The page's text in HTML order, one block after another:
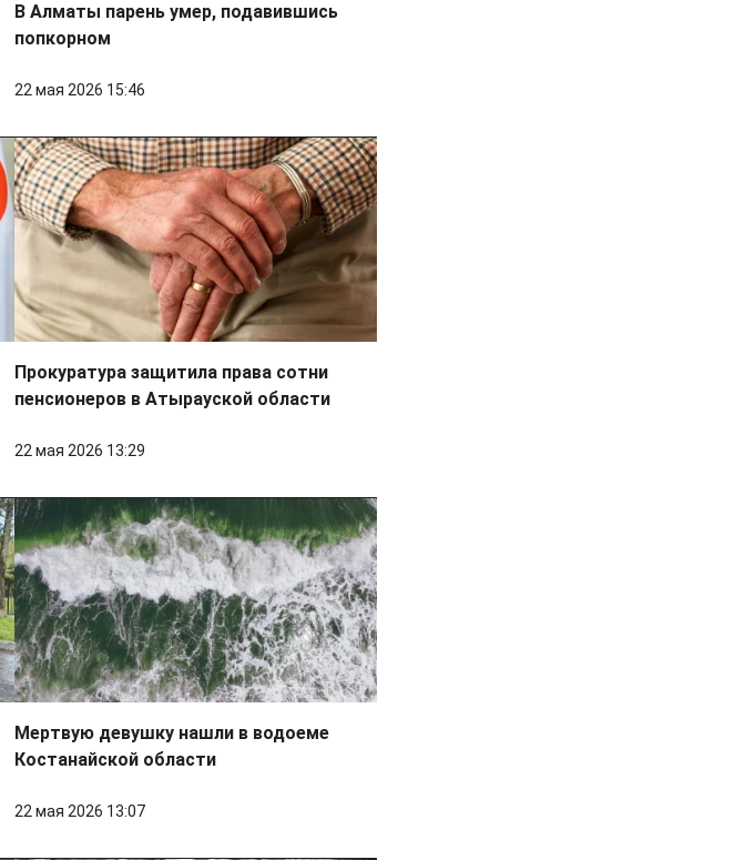
В Алматы парень умер, подавившись
попкорном
22 мая 2026 15:46
Прокуратура защитила права сотни
пенсионеров в Атырауской области
22 мая 2026 13:29
Мертвую девушку нашли в водоеме
Костанайской области
22 мая 2026 13:07